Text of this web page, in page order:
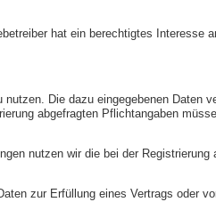
hat ein berechtigtes Interesse
Die dazu eingegebenen Daten
abgefragten Pflichtangaben
nutzen wir die bei der
zur Erfüllung eines Vertrags oder